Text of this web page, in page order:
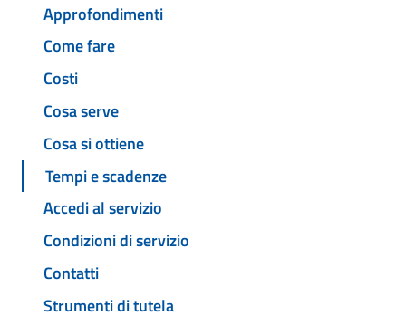
Approfondimenti
Come fare
Costi
Cosa serve
Cosa si ottiene
Tempi e scadenze
Accedi al servizio
Condizioni di servizio
Contatti
Strumenti di tutela